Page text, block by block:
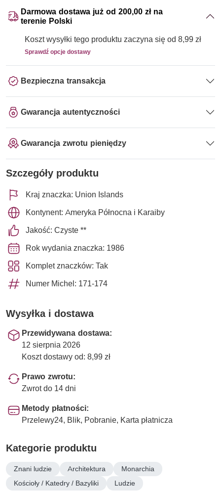
Darmowa dostawa już od 200,00 zł na
terenie Polski
Koszt wysyłki tego produktu zaczyna się od 8,99 zł
Sprawdź opcje dostawy
Bezpieczna transakcja
Gwarancja autentyczności
Gwarancja zwrotu pieniędzy
Szczegóły produktu
Kraj znaczka: Union Islands
Kontynent: Ameryka Północna i Karaiby
Jakość: Czyste **
Rok wydania znaczka: 1986
Komplet znaczków: Tak
Numer Michel: 171-174
Wysyłka i dostawa
Przewidywana dostawa:
12 sierpnia 2026
Koszt dostawy od: 8,99 zł
Prawo zwrotu:
Zwrot do 14 dni
Metody płatności:
Przelewy24, Blik, Pobranie, Karta płatnicza
Kategorie produktu
Znani ludzie Architektura
Monarchia
Kościoły / Katedry / Bazyliki
Ludzie